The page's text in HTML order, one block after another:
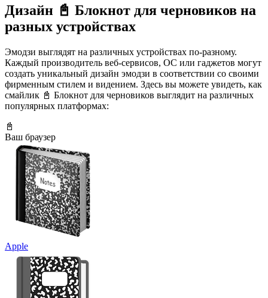
Дизайн 📓 Блокнот для черновиков на
разных устройствах
Эмодзи выглядят на различных устройствах по-разному.
Каждый производитель веб-сервисов, ОС или гаджетов могут
создать уникальный дизайн эмодзи в соответствии со своими
фирменным стилем и видением. Здесь вы можете увидеть, как
смайлик 📓 Блокнот для черновиков выглядит на различных
популярных платформах:
📓
Ваш браузер
Apple